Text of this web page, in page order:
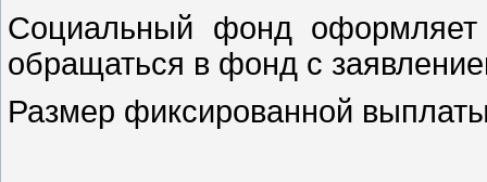
Социальный фонд оформляет
обращаться в фонд с
Размер фиксированной